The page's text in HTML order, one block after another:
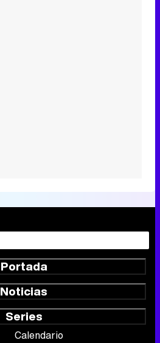
Portada
Noticias
Series
Calendario